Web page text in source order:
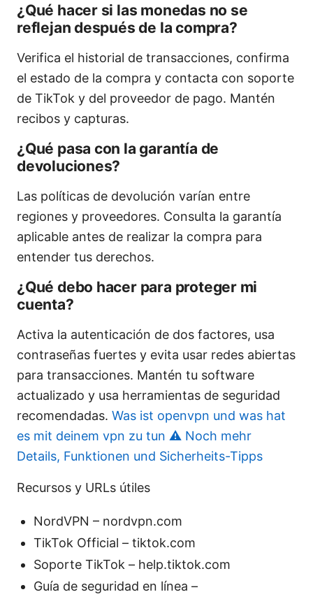
¿Qué hacer si las monedas no se
reflejan después de la compra?
Verifica el historial de transacciones, confirma
el estado de la compra y contacta con soporte
de TikTok y del proveedor de pago. Mantén
recibos y capturas.
¿Qué pasa con la garantía de
devoluciones?
Las políticas de devolución varían entre
regiones y proveedores. Consulta la garantía
aplicable antes de realizar la compra para
entender tus derechos.
¿Qué debo hacer para proteger mi
cuenta?
Activa la autenticación de dos factores, usa
contraseñas fuertes y evita usar redes abiertas
para transacciones. Mantén tu software
actualizado y usa herramientas de seguridad
recomendadas. Was ist openvpn und was hat
es mit deinem vpn zu tun ⚠️ Noch mehr
Details, Funktionen und Sicherheits-Tipps
Recursos y URLs útiles
NordVPN – nordvpn.com
TikTok Official – tiktok.com
Soporte TikTok – help.tiktok.com
Guía de seguridad en línea –